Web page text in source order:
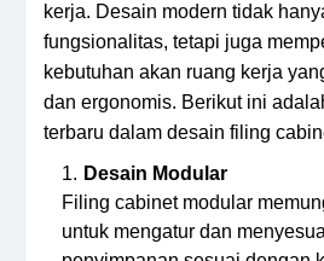
kerja. Desain modern tidak
fungsionalitas, tetapi juga
kebutuhan akan ruang kerja
dan ergonomis. Berikut ini
terbaru dalam desain filing
Desain Modular
Filing cabinet modular
untuk mengatur dan